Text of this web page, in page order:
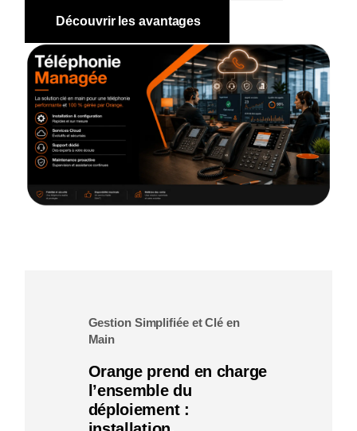
Découvrir les avantages
Gestion Simplifiée et Clé en
Main
Orange prend en charge
l’ensemble du
déploiement :